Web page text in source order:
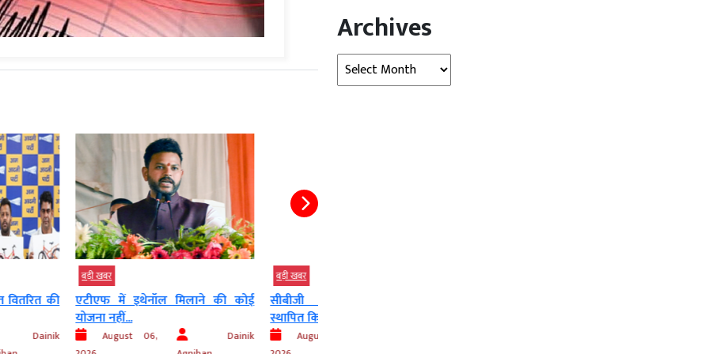
मिलाने की कोई
Dainik
सीबीजी ऑफटेक एश्योरेंस ढांचा
August 06,
Dainik
Archives
Archives